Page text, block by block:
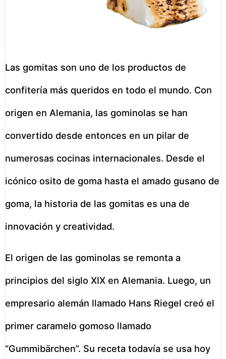
Las gomitas son uno de los productos de
confitería más queridos en todo el mundo. Con
origen en Alemania, las gominolas se han
convertido desde entonces en un pilar de
numerosas cocinas internacionales. Desde el
icónico osito de goma hasta el amado gusano de
goma, la historia de las gomitas es una de
innovación y creatividad.
El origen de las gominolas se remonta a
principios del siglo XIX en Alemania. Luego, un
empresario alemán llamado Hans Riegel creó el
primer caramelo gomoso llamado
“Gummibärchen”. Su receta todavía se usa hoy